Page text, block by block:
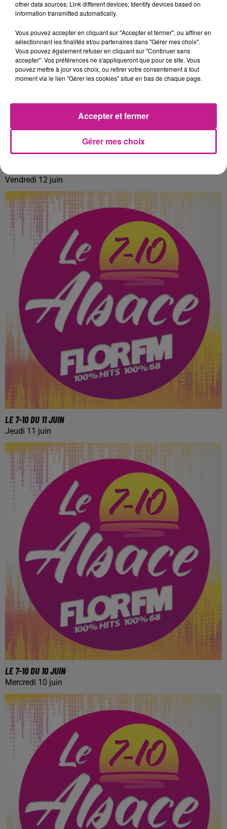
Vendredi 12 juin
LE 7-10 DU 11 JUIN
Jeudi 11 juin
LE 7-10 DU 10 JUIN
Mercredi 10 juin
other data sources; Link different devices; Identify devices based on
information transmitted automatically.
Vous pouvez accepter en cliquant sur "Accepter et fermer", ou affiner en
sélectionnant les finalités et/ou partenaires dans "Gérer mes choix".
Vous pouvez également refuser en cliquant sur "Continuer sans
accepter". Vos préférences ne s'appliqueront que pour ce site. Vous
pouvez mettre à jour vos choix, ou retirer votre consentement à tout
moment via le lien "Gérer les cookies" situé en bas de chaque page.
Gérer mes choix
Accepter et fermer